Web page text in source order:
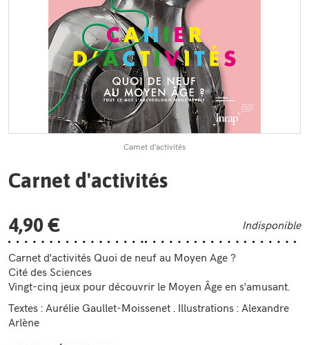
Carnet d'activités
Carnet d'activités
4,90 € Indisponible
Carnet d'activités Quoi de neuf au Moyen Age ?
Cité des Sciences
Vingt-cinq jeux pour découvrir le Moyen Âge en s'amusant.
Textes : Aurélie Gaullet-Moissenet . Illustrations : Alexandre
Arlène